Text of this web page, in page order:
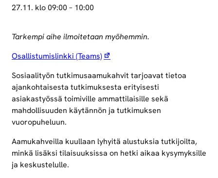
27.11. klo 09:00 – 10:00
Tarkempi aihe ilmoitetaan myöhemmin.
Osallistumislinkki (Teams)
Sosiaalityön tutkimusaamukahvit tarjoavat tietoa
ajankohtaisesta tutkimuksesta erityisesti
asiakastyössä toimiville ammattilaisille sekä
mahdollisuuden käytännön ja tutkimuksen
vuoropuheluun.
Aamukahveilla kuullaan lyhyitä alustuksia tutkijoilta,
minkä lisäksi tilaisuuksissa on hetki aikaa kysymyksille
ja keskustelulle.